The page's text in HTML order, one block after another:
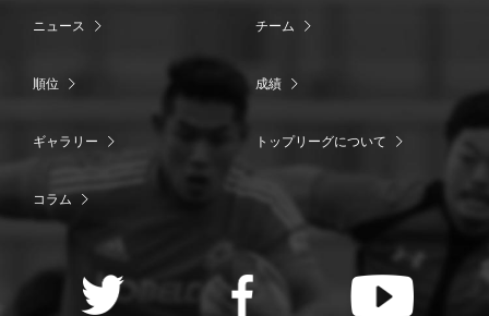
ニュース チーム
順位 成績
ギャラリー トップリーグについて
コラム